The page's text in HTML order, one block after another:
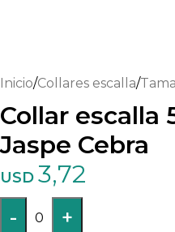
Inicio/Collares escalla/
Collar escalla
Jaspe Cebra
USD 3,72
- 0 +